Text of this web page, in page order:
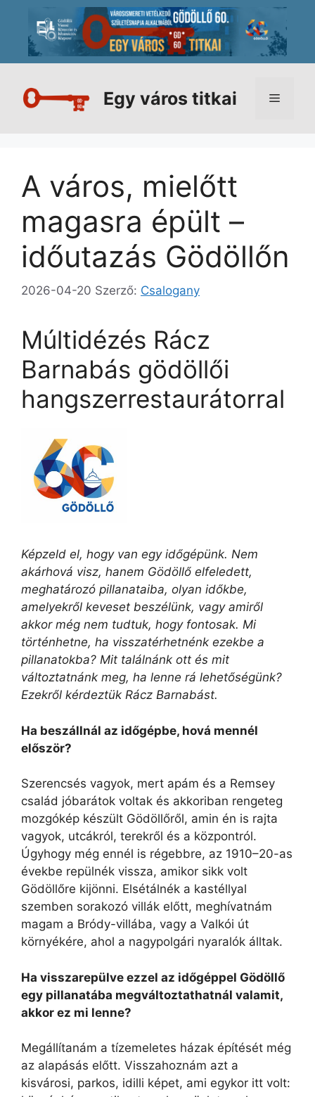
tartalomba
Egy város titkai Menü
A város, mielőtt
magasra épült –
időutazás Gödöllőn
2026-04-20 Szerző: Csalogany
Múltidézés Rácz
Barnabás gödöllői
hangszerrestaurátorral
Képzeld el, hogy van egy időgépünk. Nem
akárhová visz, hanem Gödöllő elfeledett,
meghatározó pillanataiba, olyan időkbe,
amelyekről keveset beszélünk, vagy amiről
akkor még nem tudtuk, hogy fontosak. Mi
történhetne, ha visszatérhetnénk ezekbe a
pillanatokba? Mit találnánk ott és mit
változtatnánk meg, ha lenne rá lehetőségünk?
Ezekről kérdeztük Rácz Barnabást.
Ha beszállnál az időgépbe, hová mennél
először?
Szerencsés vagyok, mert apám és a Remsey
család jóbarátok voltak és akkoriban rengeteg
mozgókép készült Gödöllőről, amin én is rajta
vagyok, utcákról, terekről és a központról.
Úgyhogy még ennél is régebbre, az 1910–20-as
évekbe repülnék vissza, amikor sikk volt
Gödöllőre kijönni. Elsétálnék a kastéllyal
szemben sorakozó villák előtt, meghívatnám
magam a Bródy-villába, vagy a Valkói út
környékére, ahol a nagypolgári nyaralók álltak.
Ha visszarepülve ezzel az időgéppel Gödöllő
egy pillanatába megváltoztathatnál valamit,
akkor ez mi lenne?
Megállítanám a tízemeletes házak építését még
az alapásás előtt. Visszahoznám azt a
kisvárosi, parkos, idilli képet, ami egykor itt volt: